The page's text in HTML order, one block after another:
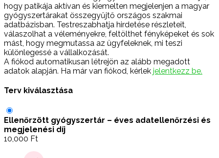
hogy patikája aktívan és kiemelten megjelenjen a magyar
gyógyszertárakat összegyűjtő országos szakmai
adatbázisban. Testreszabhatja hirdetése részleteit,
válaszolhat a véleményekre, feltölthet fényképeket és sok
mást, hogy megmutassa az ügyfeleknek, mi teszi
különlegessé a vállalkozását.
A fiókod automatikusan létrejön az alább megadott
adatok alapján. Ha már van fiókod, kérlek jelentkezz be.
Terv kiválasztása
Ellenőrzött gyógyszertár – éves adatellenőrzési és
megjelenési díj
10,000 Ft